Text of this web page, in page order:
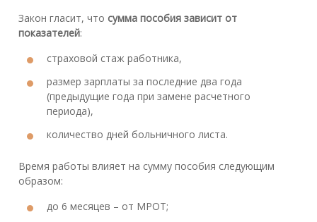
Закон гласит, что сумма пособия зависит от
показателей:
страховой стаж работника,
размер зарплаты за последние два года
(предыдущие года при замене расчетного
периода),
количество дней больничного листа.
Время работы влияет на сумму пособия следующим
образом:
до 6 месяцев – от МРОТ;